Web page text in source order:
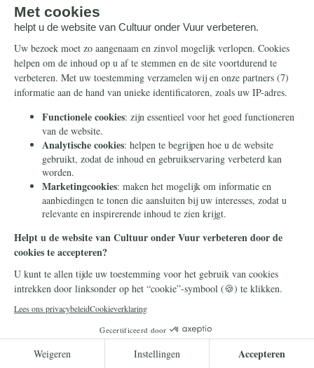
Islamisering
10 juli 2026
Republikeinen gaan voor een
"shariavrij" Texas
Staten voorbij. De Republikeinse Partij in de
deelstaat Texas reageert met een pakket aan
anti-sharia-voorstellen.
Lees meer